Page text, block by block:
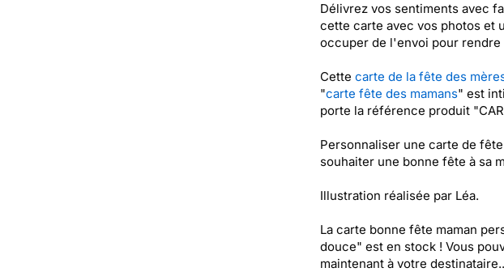
Délivrez vos sentiments avec
cette carte avec vos photos et
occuper de l'envoi pour
Cette carte de la fête des
"carte fête des mamans" est
porte la référence produit
Personnaliser une carte de
souhaiter une bonne fête à sa
Illustration réalisée par Léa.
La carte bonne fête maman
douce" est en stock ! Vous
maintenant à votre